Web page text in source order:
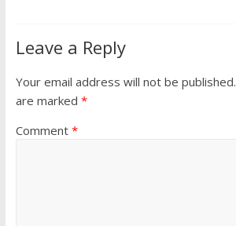
Leave a Reply
Your email address will not be published.
are marked *
Comment *